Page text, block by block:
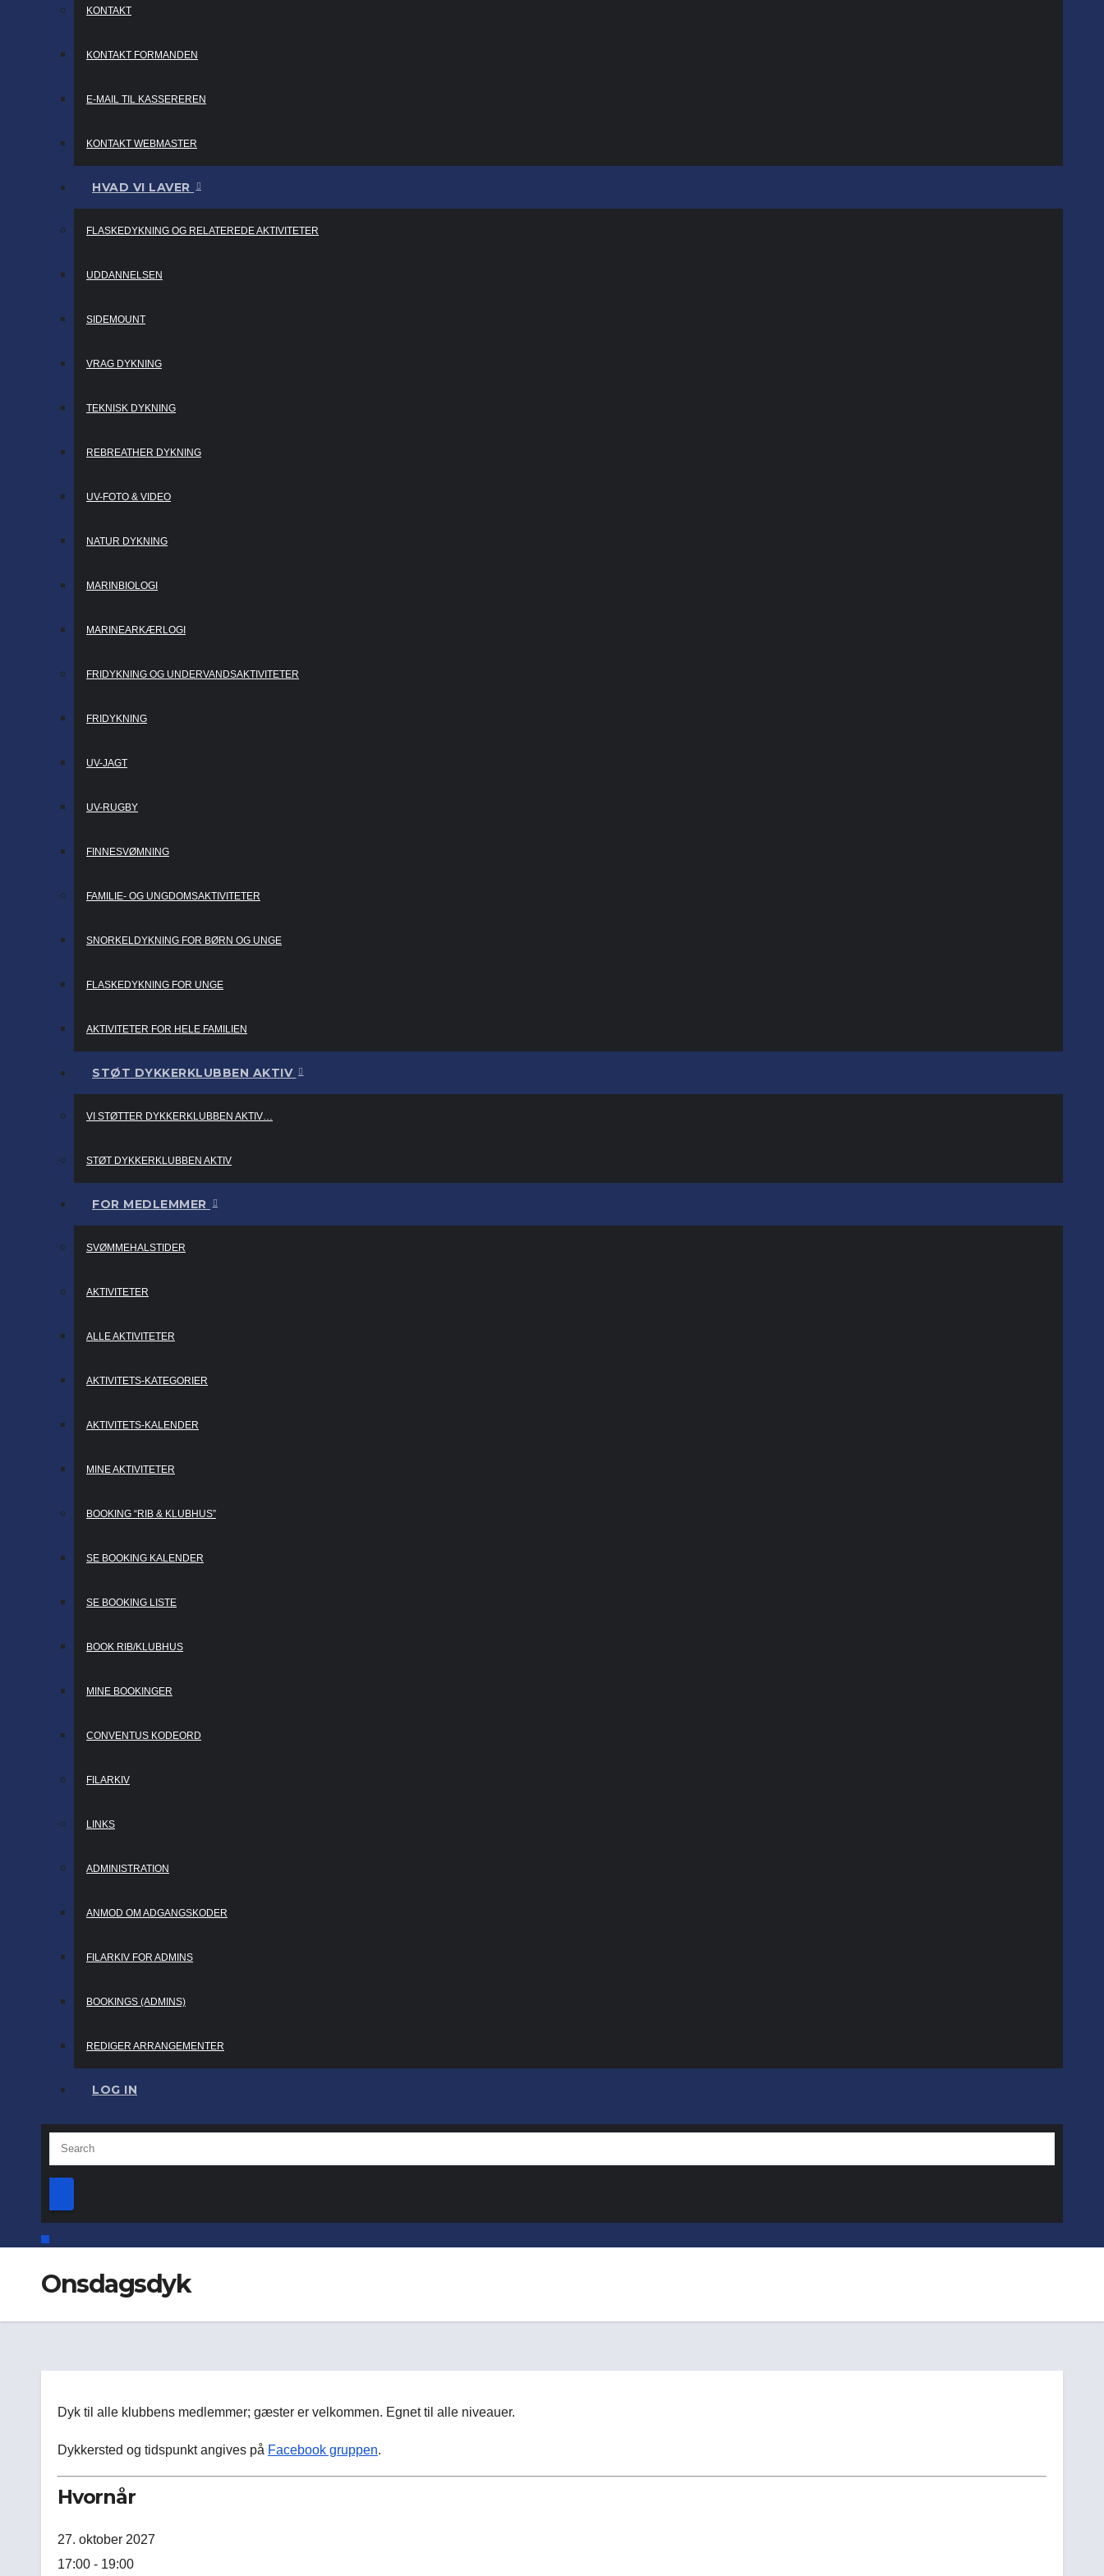
KONTAKT
KONTAKT FORMANDEN
E-MAIL TIL KASSEREREN
KONTAKT WEBMASTER
HVAD VI LAVER
FLASKEDYKNING OG RELATEREDE AKTIVITETER
UDDANNELSEN
SIDEMOUNT
VRAG DYKNING
TEKNISK DYKNING
REBREATHER DYKNING
UV-FOTO & VIDEO
NATUR DYKNING
MARINBIOLOGI
MARINEARKÆRLOGI
FRIDYKNING OG UNDERVANDSAKTIVITETER
FRIDYKNING
UV-JAGT
UV-RUGBY
FINNESVØMNING
FAMILIE- OG UNGDOMSAKTIVITETER
SNORKELDYKNING FOR BØRN OG UNGE
FLASKEDYKNING FOR UNGE
AKTIVITETER FOR HELE FAMILIEN
STØT DYKKERKLUBBEN AKTIV
VI STØTTER DYKKERKLUBBEN AKTIV…
STØT DYKKERKLUBBEN AKTIV
FOR MEDLEMMER
SVØMMEHALSTIDER
AKTIVITETER
ALLE AKTIVITETER
AKTIVITETS-KATEGORIER
AKTIVITETS-KALENDER
MINE AKTIVITETER
BOOKING “RIB & KLUBHUS”
SE BOOKING KALENDER
SE BOOKING LISTE
BOOK RIB/KLUBHUS
MINE BOOKINGER
CONVENTUS KODEORD
FILARKIV
LINKS
ADMINISTRATION
ANMOD OM ADGANGSKODER
FILARKIV FOR ADMINS
BOOKINGS (ADMINS)
REDIGER ARRANGEMENTER
LOG IN
Onsdagsdyk
Dyk til alle klubbens medlemmer; gæster er velkommen. Egnet til alle niveauer.
Dykkersted og tidspunkt angives på Facebook gruppen.
Hvornår
27. oktober 2027
17:00 - 19:00